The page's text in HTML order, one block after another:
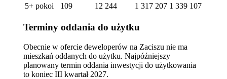
5+ pokoi
109 12 244 1 317 207 1 339 107
Terminy oddania do użytku
Obecnie w ofercie deweloperów na Zaciszu nie ma
mieszkań oddanych do użytku. Najpóźniejszy
planowany termin oddania inwestycji do użytkowania
to koniec III kwartał 2027.